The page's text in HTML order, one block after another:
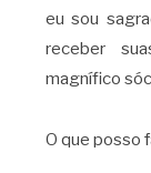
eu sou
receber
magnífico
O que posso